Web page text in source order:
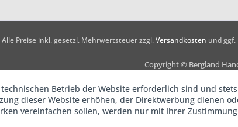
Preise inkl. gesetzl. Mehrwertsteuer zzgl.Versandkosten und
Copyright © Bergland
Betrieb der Website erforderlich sind und
dieser Website erhöhen, der Direktwerbung dienen
vereinfachen sollen, werden nur mit Ihrer